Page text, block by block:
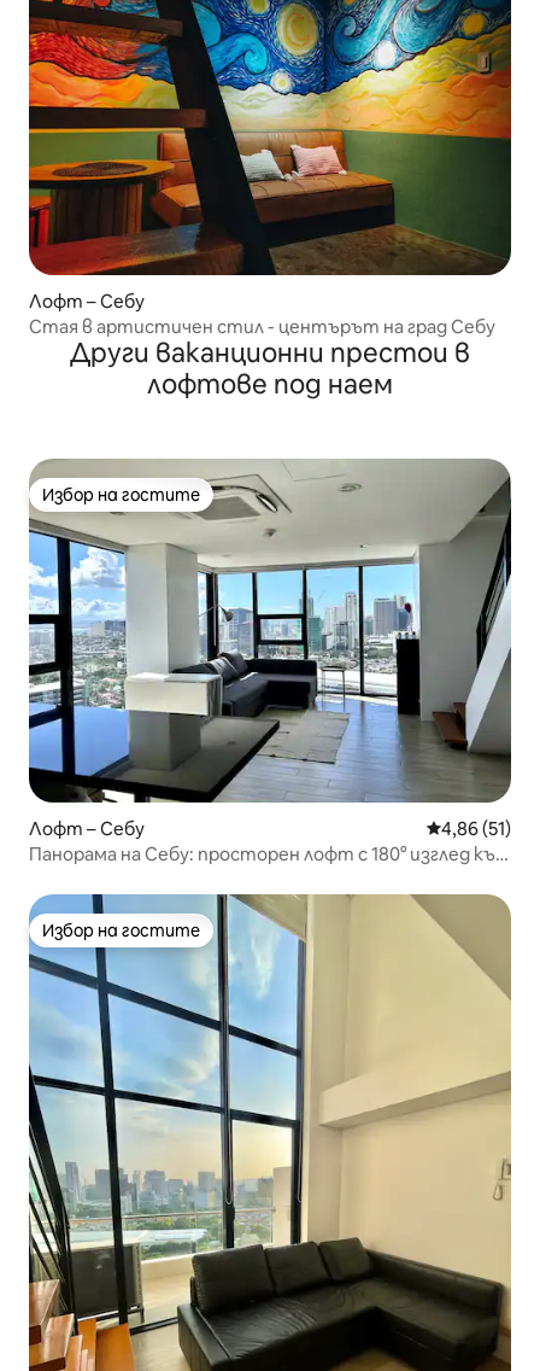
Лофт – Себу
Стая в артистичен стил - центърът на град Себу
Други ваканционни престои в
лофтове под наем
Избор на гостите
Избор на гостите
Лофт – Себу Средна
4,86 (51)
Панорама на Себу: просторен лофт с 180° изглед към
Избор на гостите
Избор на гостите